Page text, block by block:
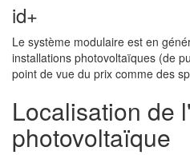
id+
Le système modulaire est en
installations photovoltaïques (de
point de vue du prix comme des
Localisation de
photovoltaïque